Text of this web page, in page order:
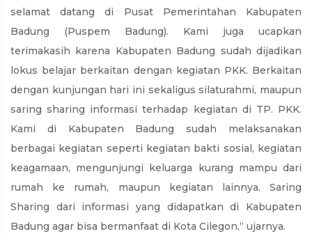
selamat datang di Pusat Pemerintahan Kabupaten
Badung (Puspem Badung). Kami juga ucapkan
terimakasih karena Kabupaten Badung sudah dijadikan
lokus belajar berkaitan dengan kegiatan PKK. Berkaitan
dengan kunjungan hari ini sekaligus silaturahmi, maupun
saring sharing informasi terhadap kegiatan di TP. PKK.
Kami di Kabupaten Badung sudah melaksanakan
berbagai kegiatan seperti kegiatan bakti sosial, kegiatan
keagamaan, mengunjungi keluarga kurang mampu dari
rumah ke rumah, maupun kegiatan lainnya. Saring
Sharing dari informasi yang didapatkan di Kabupaten
Badung agar bisa bermanfaat di Kota Cilegon,“ ujarnya.